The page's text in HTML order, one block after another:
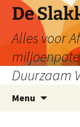
De
Alles voor
Duurzaam
Menu